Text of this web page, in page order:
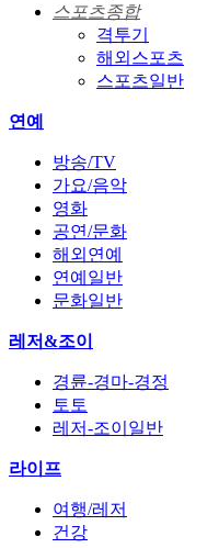
스포츠종합
격투기
해외스포츠
스포츠일반
연예
방송/TV
가요/음악
영화
공연/문화
해외연예
연예일반
문화일반
레저&조이
경륜-경마-경정
토토
레저-조이일반
라이프
여행/레저
건강